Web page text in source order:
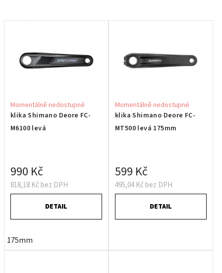
klika Shimano Deore FC-
M6100 levá
Momentálně nedostupné
818,18 Kč bez DPH
990 Kč
DETAIL
175mm
klika Shimano Deore FC-
MT500 levá 175mm
Momentálně nedostupné
495,04 Kč bez DPH
599 Kč
DETAIL